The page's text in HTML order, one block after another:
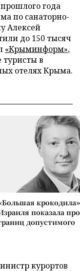
года
по санаторно-
Алексей
до 150 тысяч
«Крыминформ»,
туристы в
отелях Крыма.
показала
допустимого
курортов